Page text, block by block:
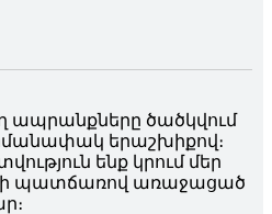
ապրանքները ծածկվում
երաշխիքով։
ենք կրում մեր
պատճառով առաջացած